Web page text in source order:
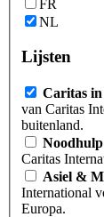
FR
NL
Lijsten
Caritas
van Caritas
buitenland.
Caritas
Asiel &
International
Europa.